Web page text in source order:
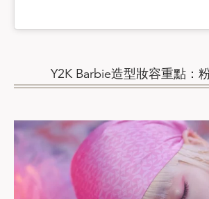
Y2K Barbie造型妝容重點：